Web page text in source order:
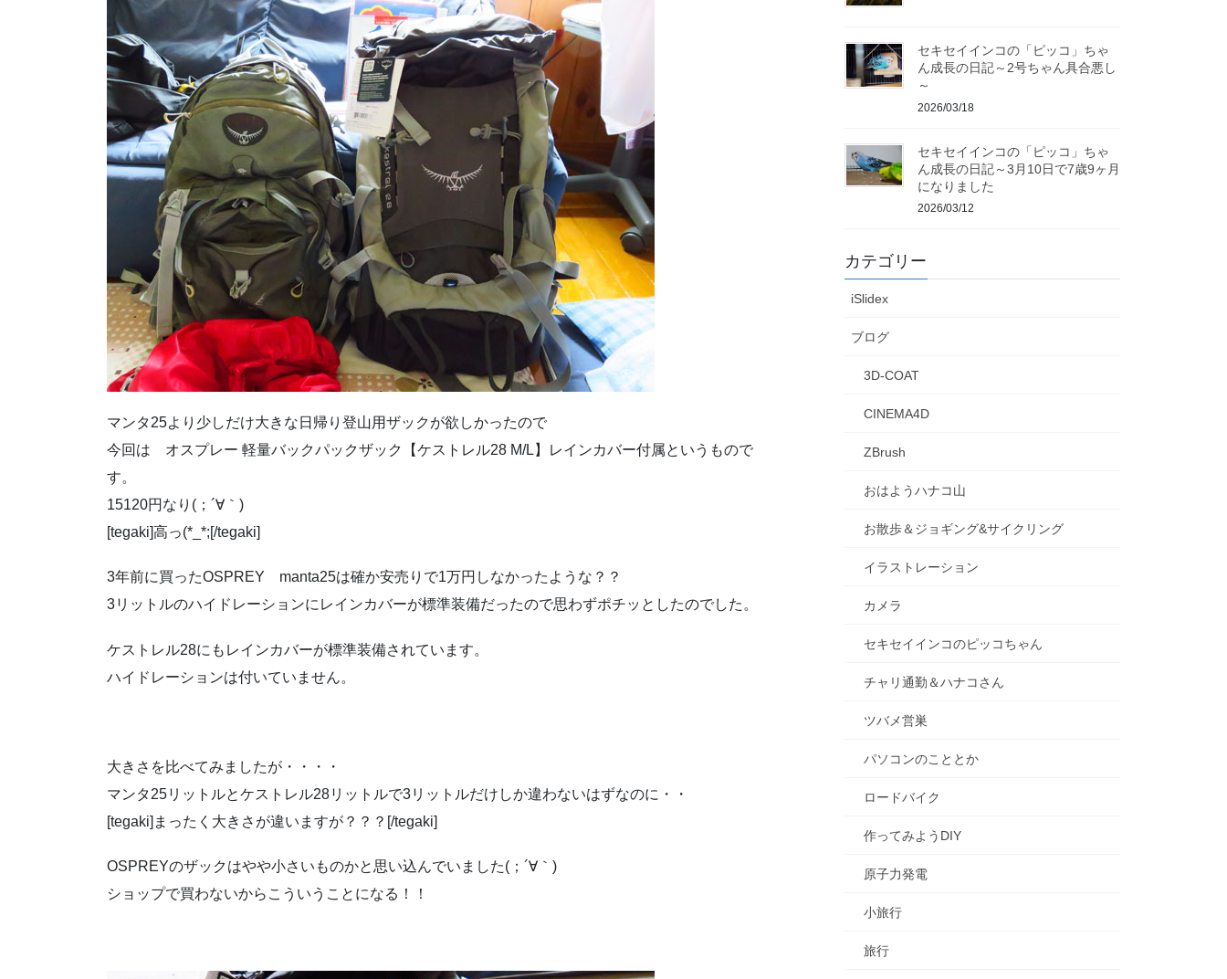
マンタ25より少しだけ大きな日帰り登山用ザックが欲しかったので
今回は オスプレー 軽量バックパックザック【ケストレル28 M/L】レインカバー付属というもので
す。
15120円なり(；´∀｀)
[tegaki]高っ(*_*;[/tegaki]
3年前に買ったOSPREY manta25は確か安売りで1万円しなかったような？？
3リットルのハイドレーションにレインカバーが標準装備だったので思わずポチッとしたのでした。
ケストレル28にもレインカバーが標準装備されています。
ハイドレーションは付いていません。
大きさを比べてみましたが・・・・
マンタ25リットルとケストレル28リットルで3リットルだけしか違わないはずなのに・・
[tegaki]まったく大きさが違いますが？？？[/tegaki]
OSPREYのザックはやや小さいものかと思い込んでいました(；´∀｀)
ショップで買わないからこういうことになる！！
セキセイインコの「ピッコ」ちゃ
ん成長の日記～2号ちゃん具合悪し
～
2026/03/18
セキセイインコの「ピッコ」ちゃ
ん成長の日記～3月10日で7歳9ヶ月
になりました
2026/03/12
カテゴリー
iSlidex
ブログ
3D-COAT
CINEMA4D
ZBrush
おはようハナコ山
お散歩＆ジョギング&サイクリング
イラストレーション
カメラ
セキセイインコのピッコちゃん
チャリ通勤＆ハナコさん
ツバメ営巣
パソコンのこととか
ロードバイク
作ってみようDIY
原子力発電
小旅行
旅行